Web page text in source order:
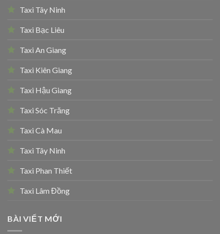
Taxi Tây Ninh
Taxi Bạc Liêu
Taxi An Giang
Taxi Kiên Giang
Taxi Hậu Giang
Taxi Sóc Trăng
Taxi Cà Mau
Taxi Tây Ninh
Taxi Phan Thiết
Taxi Lâm Đồng
BÀI VIẾT MỚI